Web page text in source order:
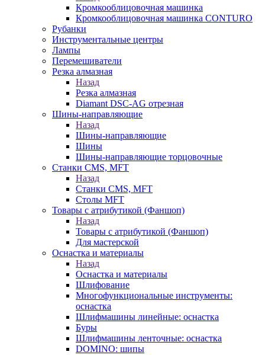
Кромкооблицовочная машинка
Кромкооблицовочная машинка CONTURO
Рубанки
Инструментальные центры
Лампы
Перемешиватели
Резка алмазная
Назад
Резка алмазная
Diamant DSC-AG отрезная
Шины-направляющие
Назад
Шины-направляющие
Шины
Шины-направляющие торцовочные
Станки CMS, MFT
Назад
Станки CMS, MFT
Столы MFT
Товары с атрибутикой (Фаншоп)
Назад
Товары с атрибутикой (Фаншоп)
Для мастерской
Оснастка и материалы
Назад
Оснастка и материалы
Шлифование
Многофункциональные инструменты:
оснастка
Шлифмашины линейные: оснастка
Буры
Шлифмашины ленточные: оснастка
DOMINO: шипы